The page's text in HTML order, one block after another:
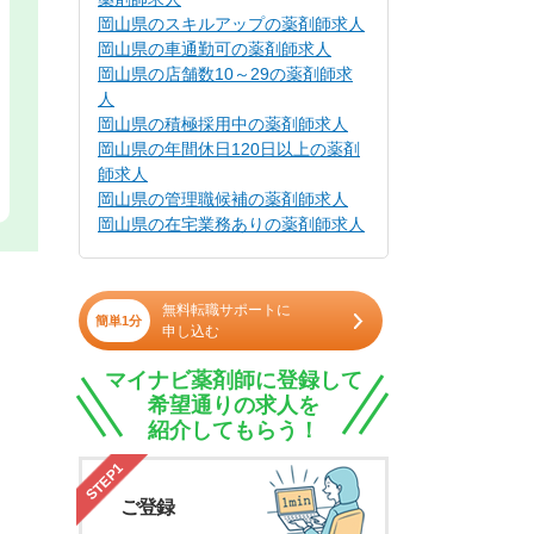
岡山県のスキルアップの薬剤師求人
岡山県の車通勤可の薬剤師求人
岡山県の店舗数10～29の薬剤師求
人
岡山県の積極採用中の薬剤師求人
岡山県の年間休日120日以上の薬剤
師求人
岡山県の管理職候補の薬剤師求人
岡山県の在宅業務ありの薬剤師求人
簡単1分
無料転職サポートに
申し込む
マイナビ薬剤師に登録して
希望通りの求人を
紹介してもらう！
STEP1
ご登録